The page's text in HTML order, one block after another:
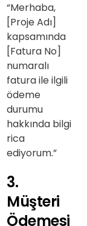
“Merhaba,
[Proje Adı]
kapsamında
[Fatura No]
numaralı
fatura ile ilgili
ödeme
durumu
hakkında bilgi
rica
ediyorum.”
3.
Müşteri
Ödemesi